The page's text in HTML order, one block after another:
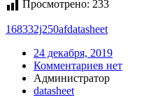
Просмотрено: 233
168332j250afdatasheet
24 декабря, 2019
Комментариев нет
Администратор
datasheet